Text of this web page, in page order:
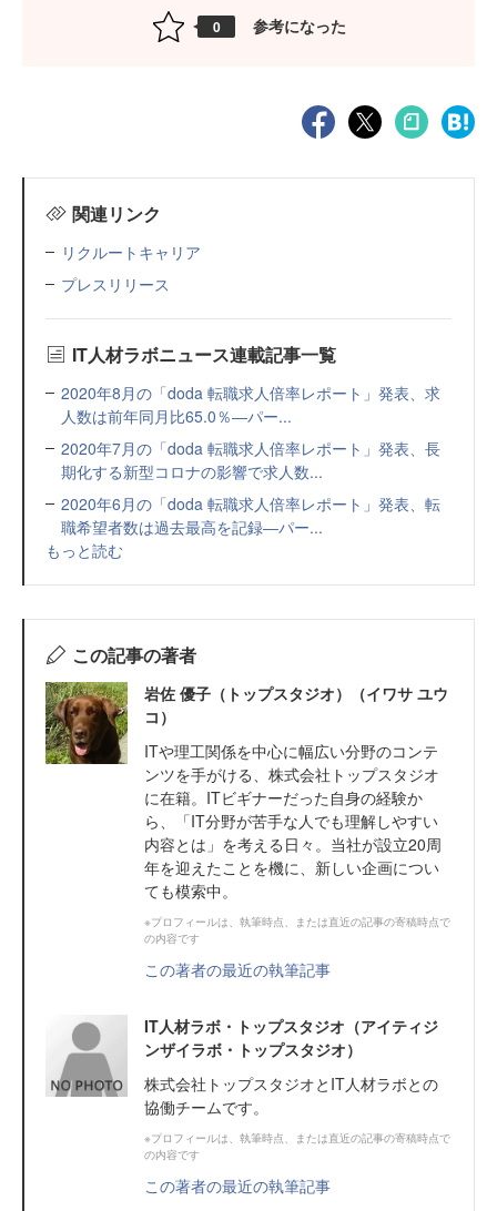
0 参考になった
関連リンク
リクルートキャリア
プレスリリース
IT人材ラボニュース連載記事一覧
2020年8月の「doda 転職求人倍率レポート」発表、求
人数は前年同月比65.0％―パー...
2020年7月の「doda 転職求人倍率レポート」発表、長
期化する新型コロナの影響で求人数...
2020年6月の「doda 転職求人倍率レポート」発表、転
職希望者数は過去最高を記録―パー...
もっと読む
この記事の著者
岩佐 優子（トップスタジオ）（イワサ ユウ
コ）
ITや理工関係を中心に幅広い分野のコンテ
ンツを手がける、株式会社トップスタジオ
に在籍。ITビギナーだった自身の経験か
ら、「IT分野が苦手な人でも理解しやすい
内容とは」を考える日々。当社が設立20周
年を迎えたことを機に、新しい企画につい
ても模索中。
※プロフィールは、執筆時点、または直近の記事の寄稿時点で
の内容です
この著者の最近の執筆記事
IT人材ラボ・トップスタジオ（アイティジ
ンザイラボ・トップスタジオ）
株式会社トップスタジオとIT人材ラボとの
協働チームです。
※プロフィールは、執筆時点、または直近の記事の寄稿時点で
の内容です
この著者の最近の執筆記事